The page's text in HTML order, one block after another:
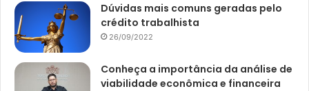
Dúvidas mais comuns geradas pelo
crédito trabalhista
26/09/2022
Conheça a importância da análise de
viabilidade econômica e financeira